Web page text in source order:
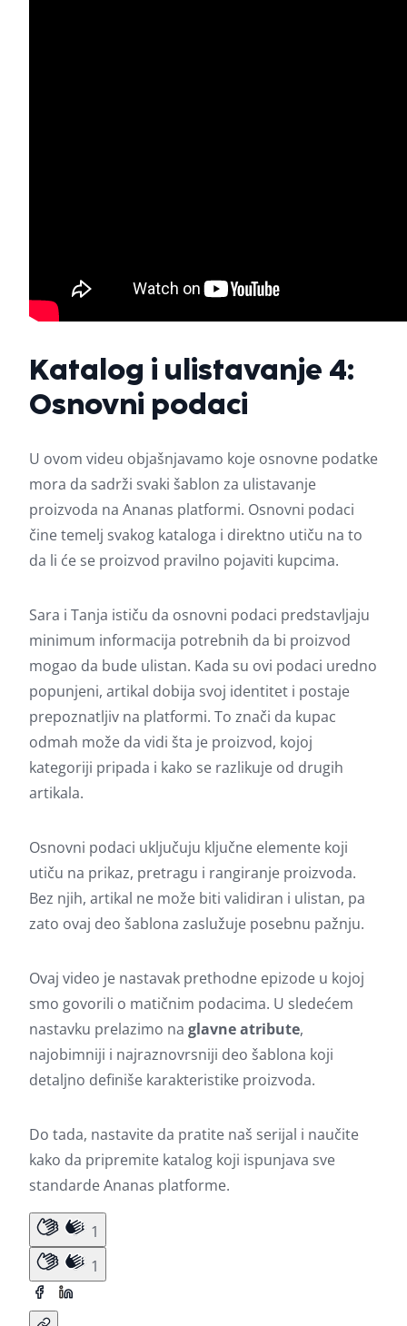
Katalog i ulistavanje 4:
Osnovni podaci
U ovom videu objašnjavamo koje osnovne podatke
mora da sadrži svaki šablon za ulistavanje
proizvoda na Ananas platformi. Osnovni podaci
čine temelj svakog kataloga i direktno utiču na to
da li će se proizvod pravilno pojaviti kupcima.
Sara i Tanja ističu da osnovni podaci predstavljaju
minimum informacija potrebnih da bi proizvod
mogao da bude ulistan. Kada su ovi podaci uredno
popunjeni, artikal dobija svoj identitet i postaje
prepoznatljiv na platformi. To znači da kupac
odmah može da vidi šta je proizvod, kojoj
kategoriji pripada i kako se razlikuje od drugih
artikala.
Osnovni podaci uključuju ključne elemente koji
utiču na prikaz, pretragu i rangiranje proizvoda.
Bez njih, artikal ne može biti validiran i ulistan, pa
zato ovaj deo šablona zaslužuje posebnu pažnju.
Ovaj video je nastavak prethodne epizode u kojoj
smo govorili o matičnim podacima. U sledećem
nastavku prelazimo na glavne atribute,
najobimniji i najraznovrsniji deo šablona koji
detaljno definiše karakteristike proizvoda.
Do tada, nastavite da pratite naš serijal i naučite
kako da pripremite katalog koji ispunjava sve
standarde Ananas platforme.
1
1